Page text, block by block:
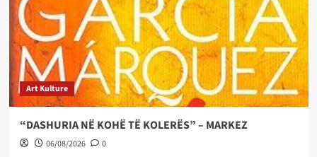
Art Kulture
“DASHURIA NË KOHË TË KOLERËS” – MARKEZ
06/08/2026 0